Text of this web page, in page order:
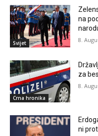
Svijet
na
8.
Crna hronika
za
8.
ni